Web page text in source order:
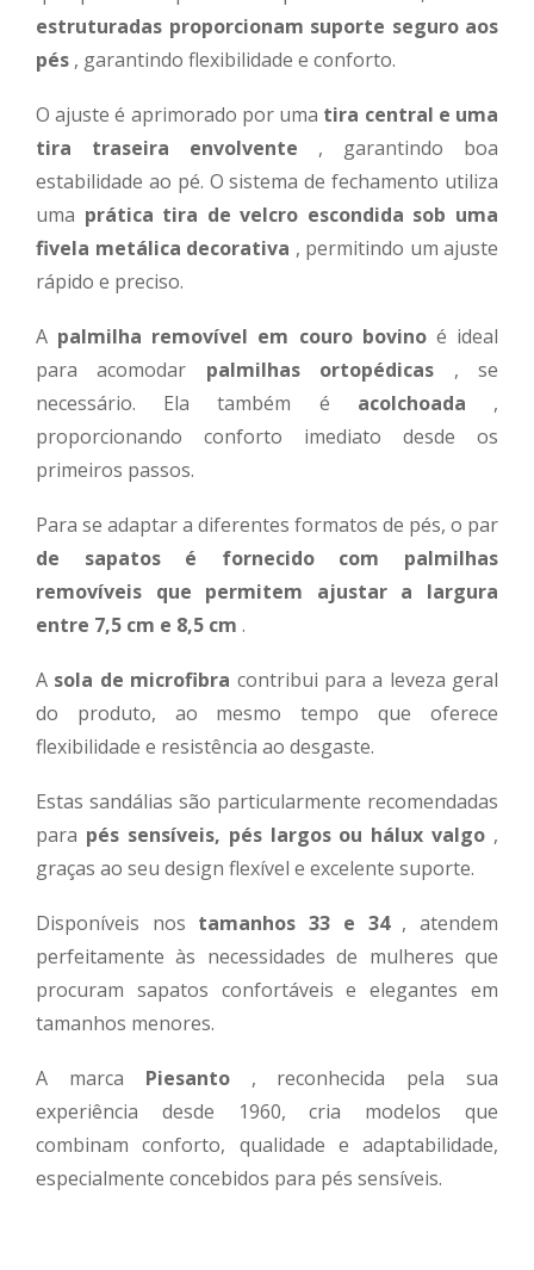
estruturadas proporcionam suporte seguro aos
pés , garantindo flexibilidade e conforto.
O ajuste é aprimorado por uma tira central e uma
tira traseira envolvente , garantindo boa
estabilidade ao pé. O sistema de fechamento utiliza
uma prática tira de velcro escondida sob uma
fivela metálica decorativa , permitindo um ajuste
rápido e preciso.
A palmilha removível em couro bovinoé ideal
para acomodar palmilhas ortopédicas , se
necessário. Ela também é acolchoada ,
proporcionando conforto imediato desde os
primeiros passos.
Para se adaptar a diferentes formatos de pés, o par
de sapatos é fornecido com palmilhas
removíveis que permitem ajustar a largura
entre 7,5 cm e 8,5 cm .
A sola de microfibra contribui para a leveza geral
do produto, ao mesmo tempo que oferece
flexibilidade e resistência ao desgaste.
Estas sandálias são particularmente recomendadas
para pés sensíveis, pés largos ou hálux valgo ,
graças ao seu design flexível e excelente suporte.
Disponíveis nos tamanhos 33 e 34, atendem
perfeitamente às necessidades de mulheres que
procuram sapatos confortáveis e elegantes em
tamanhos menores.
A marca Piesanto, reconhecida pela sua
experiência desde 1960, cria modelos que
combinam conforto, qualidade e adaptabilidade,
especialmente concebidos para pés sensíveis.